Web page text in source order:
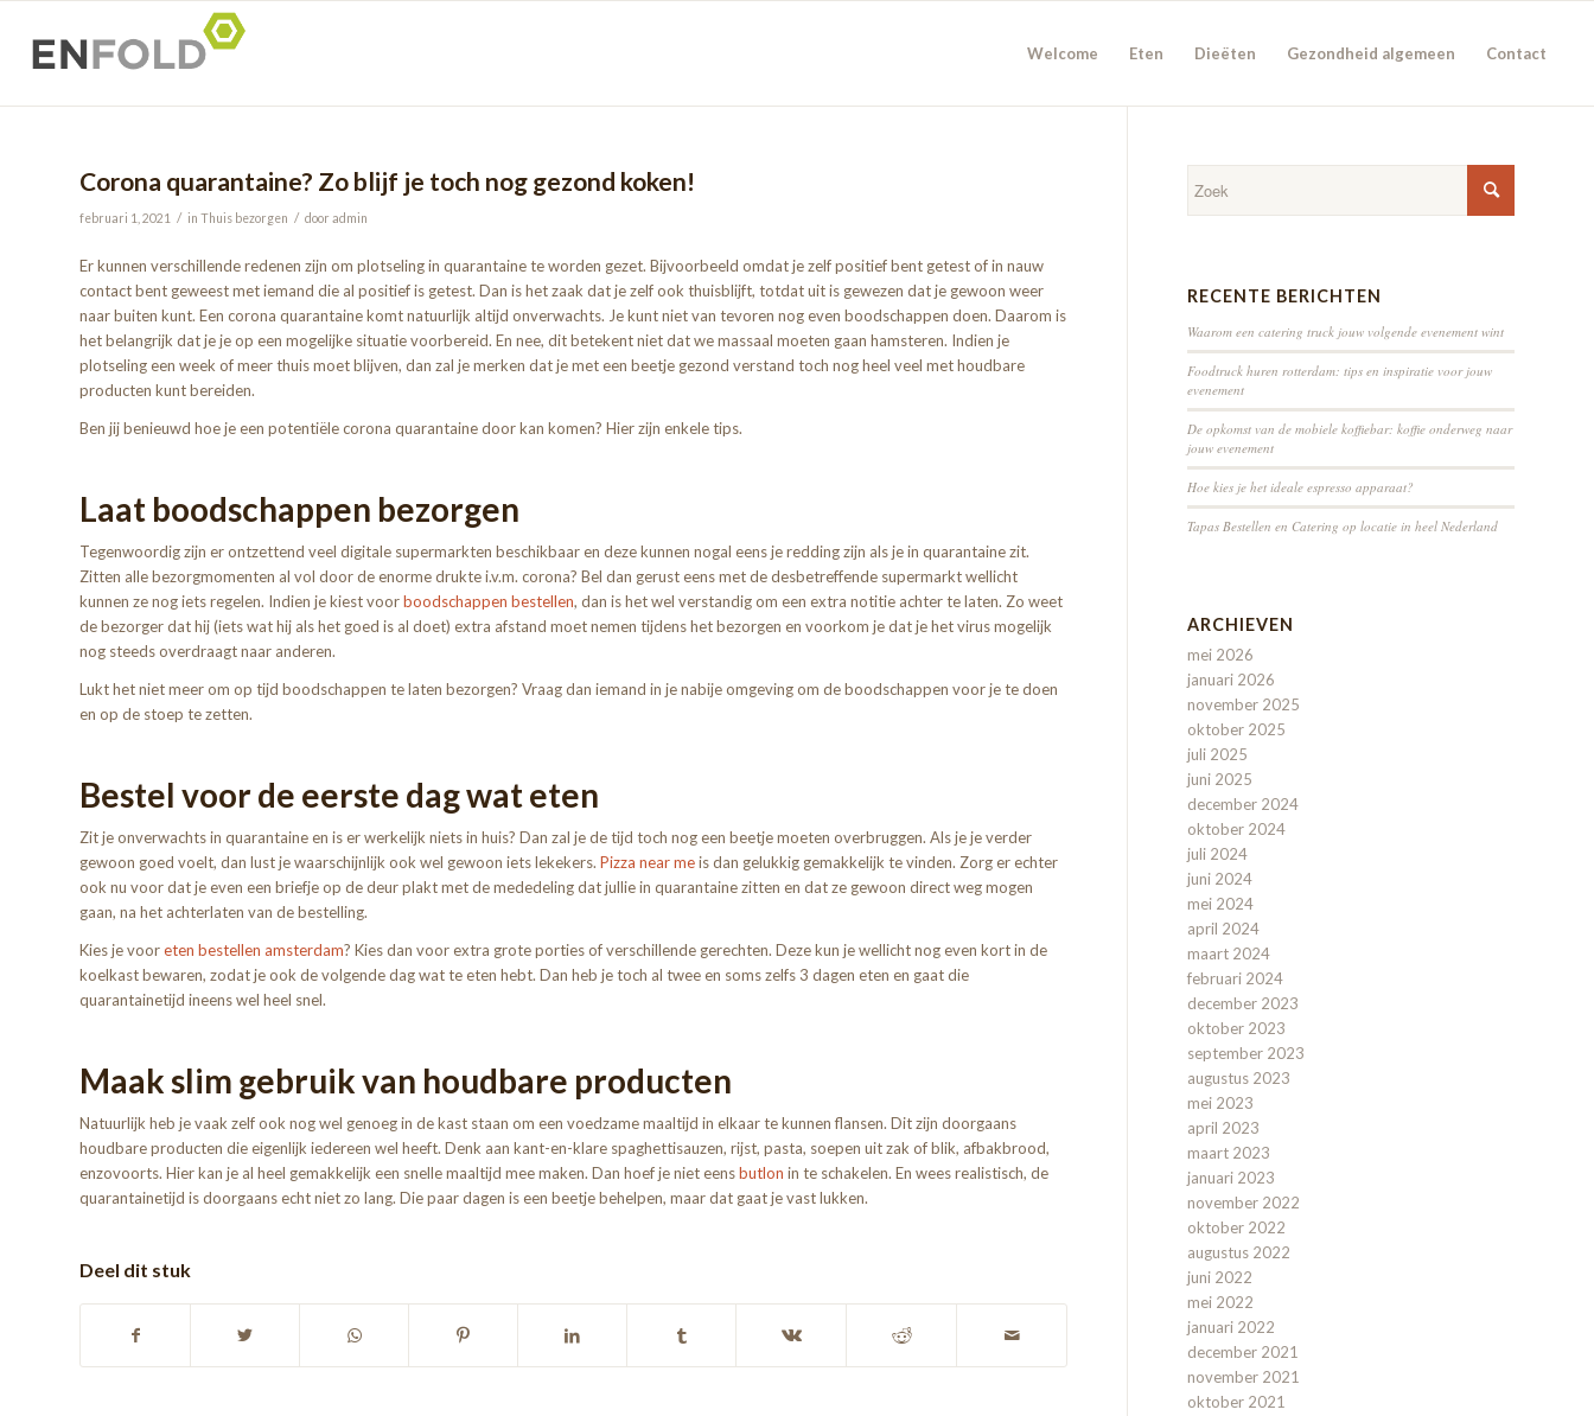
Welcome Eten Dieëten Gezondheid algemeen Contact
Corona quarantaine? Zo blijf je toch nog gezond koken!
februari 1, 2021 / in Thuis bezorgen / door admin
Er kunnen verschillende redenen zijn om plotseling in quarantaine te worden gezet. Bijvoorbeeld omdat je zelf positief bent getest of in nauw
contact bent geweest met iemand die al positief is getest. Dan is het zaak dat je zelf ook thuisblijft, totdat uit is gewezen dat je gewoon weer
naar buiten kunt. Een corona quarantaine komt natuurlijk altijd onverwachts. Je kunt niet van tevoren nog even boodschappen doen. Daarom is
het belangrijk dat je je op een mogelijke situatie voorbereid. En nee, dit betekent niet dat we massaal moeten gaan hamsteren. Indien je
plotseling een week of meer thuis moet blijven, dan zal je merken dat je met een beetje gezond verstand toch nog heel veel met houdbare
producten kunt bereiden.
Ben jij benieuwd hoe je een potentiële corona quarantaine door kan komen? Hier zijn enkele tips.
Laat boodschappen bezorgen
Tegenwoordig zijn er ontzettend veel digitale supermarkten beschikbaar en deze kunnen nogal eens je redding zijn als je in quarantaine zit.
Zitten alle bezorgmomenten al vol door de enorme drukte i.v.m. corona? Bel dan gerust eens met de desbetreffende supermarkt wellicht
kunnen ze nog iets regelen. Indien je kiest voorboodschappen bestellen, dan is het wel verstandig om een extra notitie achter te laten. Zo weet
de bezorger dat hij (iets wat hij als het goed is al doet) extra afstand moet nemen tijdens het bezorgen en voorkom je dat je het virus mogelijk
nog steeds overdraagt naar anderen.
Lukt het niet meer om op tijd boodschappen te laten bezorgen? Vraag dan iemand in je nabije omgeving om de boodschappen voor je te doen
en op de stoep te zetten.
Bestel voor de eerste dag wat eten
Zit je onverwachts in quarantaine en is er werkelijk niets in huis? Dan zal je de tijd toch nog een beetje moeten overbruggen. Als je je verder
gewoon goed voelt, dan lust je waarschijnlijk ook wel gewoon iets lekekers. Pizza near meis dan gelukkig gemakkelijk te vinden. Zorg er echter
ook nu voor dat je even een briefje op de deur plakt met de mededeling dat jullie in quarantaine zitten en dat ze gewoon direct weg mogen
gaan, na het achterlaten van de bestelling.
Kies je vooreten bestellen amsterdam? Kies dan voor extra grote porties of verschillende gerechten. Deze kun je wellicht nog even kort in de
koelkast bewaren, zodat je ook de volgende dag wat te eten hebt. Dan heb je toch al twee en soms zelfs 3 dagen eten en gaat die
quarantainetijd ineens wel heel snel.
Maak slim gebruik van houdbare producten
Natuurlijk heb je vaak zelf ook nog wel genoeg in de kast staan om een voedzame maaltijd in elkaar te kunnen flansen. Dit zijn doorgaans
houdbare producten die eigenlijk iedereen wel heeft. Denk aan kant-en-klare spaghettisauzen, rijst, pasta, soepen uit zak of blik, afbakbrood,
enzovoorts. Hier kan je al heel gemakkelijk een snelle maaltijd mee maken. Dan hoef je niet eensbutlon in te schakelen. En wees realistisch, de
quarantainetijd is doorgaans echt niet zo lang. Die paar dagen is een beetje behelpen, maar dat gaat je vast lukken.
Deel dit stuk
RECENTE BERICHTEN
Waarom een catering truck jouw volgende evenement wint
Foodtruck huren rotterdam: tips en inspiratie voor jouw
evenement
De opkomst van de mobiele koffiebar: koffie onderweg naar
jouw evenement
Hoe kies je het ideale espresso apparaat?
Tapas Bestellen en Catering op locatie in heel Nederland
ARCHIEVEN
mei 2026
januari 2026
november 2025
oktober 2025
juli 2025
juni 2025
december 2024
oktober 2024
juli 2024
juni 2024
mei 2024
april 2024
maart 2024
februari 2024
december 2023
oktober 2023
september 2023
augustus 2023
mei 2023
april 2023
maart 2023
januari 2023
november 2022
oktober 2022
augustus 2022
juni 2022
mei 2022
januari 2022
december 2021
november 2021
oktober 2021